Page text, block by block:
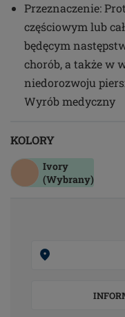
Przeznaczenie:
częściowym lub
będęcym
chorób, a także w
niedorozwoju
Wyrób medyczny
KOLORY
Ivory
(Wybrany)